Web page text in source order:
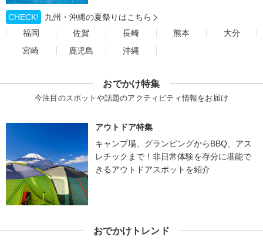
CHECK!
九州・沖縄の夏祭りはこちら
福岡
佐賀 長崎 熊本
大分
宮崎
鹿児島 沖縄
おでかけ特集
今注目のスポットや話題のアクティビティ情報をお届け
アウトドア特集
キャンプ場、グランピングからBBQ、アス
レチックまで！非日常体験を存分に堪能で
きるアウトドアスポットを紹介
おでかけトレンド